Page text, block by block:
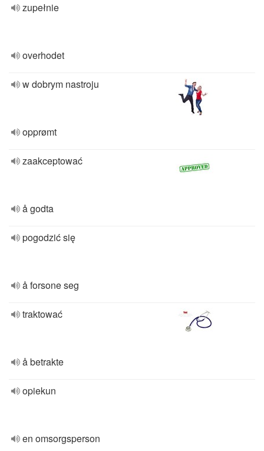
zupełnie
overhodet
w dobrym nastroju
opprømt
zaakceptować
å godta
pogodzić się
å forsone seg
traktować
å betrakte
opiekun
en omsorgsperson